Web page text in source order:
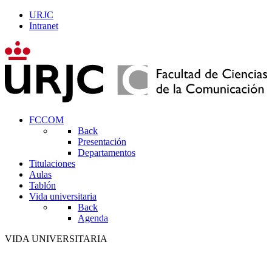
URJC
Intranet
FCCOM
Back
Presentación
Departamentos
Titulaciones
Aulas
Tablón
Vida universitaria
Back
Agenda
VIDA UNIVERSITARIA